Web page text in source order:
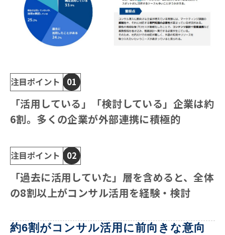
注目ポイント 01
「活用している」「検討している」企業は約
6割。多くの企業が外部連携に積極的
注目ポイント 02
「過去に活用していた」層を含めると、全体
の8割以上がコンサル活用を経験・検討
約6割がコンサル活用に前向きな意向